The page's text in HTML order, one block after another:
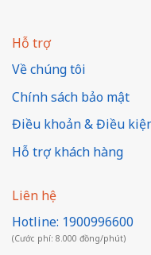
Hỗ trợ
Về chúng tôi
Chính sách bảo mật
Điều khoản & Điều
Hỗ trợ khách hàng
Liên hệ
Hotline: 1900996600
(Cước phí: 8.000 đồng/phút)